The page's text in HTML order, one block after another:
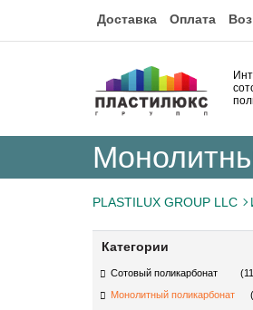
Доставка Оплата
PLASTILUX GROUP LLC
Категории
Сотовый поликарбонат
Монолитный поликарбонат